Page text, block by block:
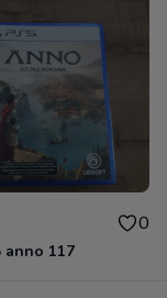
0
anno 117